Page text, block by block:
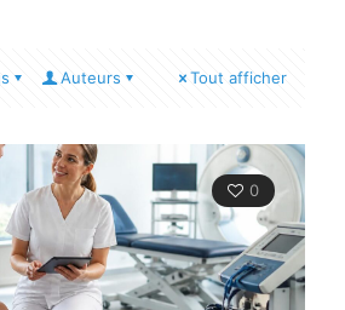
Auteurs Tout afficher
0